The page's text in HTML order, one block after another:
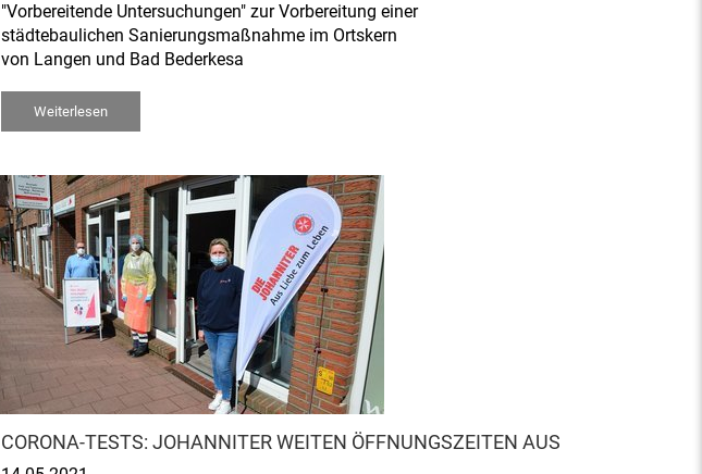
"Vorbereitende Untersuchungen" zur Vorbereitung einer
städtebaulichen Sanierungsmaßnahme im Ortskern
von Langen und Bad Bederkesa
Weiterlesen
CORONA-TESTS: JOHANNITER WEITEN ÖFFNUNGSZEITEN AUS